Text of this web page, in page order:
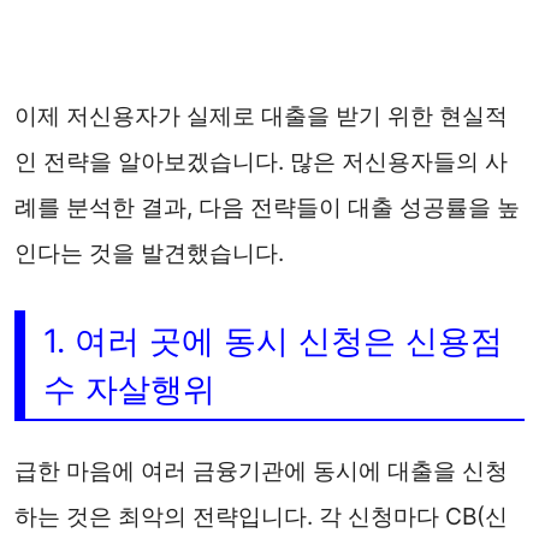
이제 저신용자가 실제로 대출을 받기 위한 현실적
인 전략을 알아보겠습니다. 많은 저신용자들의 사
례를 분석한 결과, 다음 전략들이 대출 성공률을 높
인다는 것을 발견했습니다.
1. 여러 곳에 동시 신청은 신용점
수 자살행위
급한 마음에 여러 금융기관에 동시에 대출을 신청
하는 것은 최악의 전략입니다. 각 신청마다 CB(신